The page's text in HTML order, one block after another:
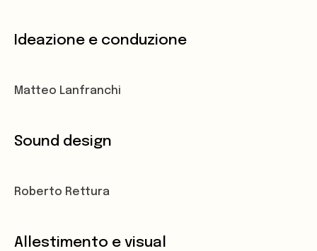
Ideazione e conduzione
Matteo Lanfranchi
Sound design
Roberto Rettura
Allestimento e visual